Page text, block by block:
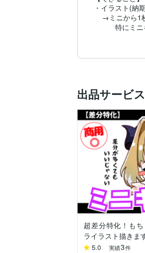
・イラスト(納
→ミニから1
特にミニキ
→一括制作か
リストやグラ
ご連絡お待ち
出品サービス
超差分特化！も
ライラスト描きま
5.0 実績3件